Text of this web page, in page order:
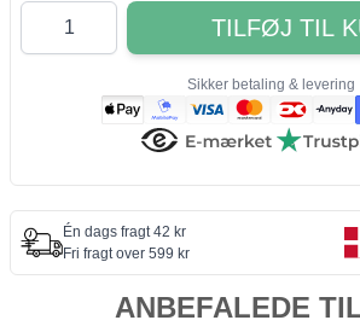
Antal
TILFØJ TIL
Sikker betaling & levering
Én dags fragt 42 kr
Fri fragt over 599 kr
ANBEFALEDE